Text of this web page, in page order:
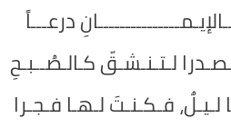
درعـــاً
لـتـنـشـقّ كـالـصُــبـحِ
لـيـلٌ، فـكـنـتَ لـهـا فـجـرا